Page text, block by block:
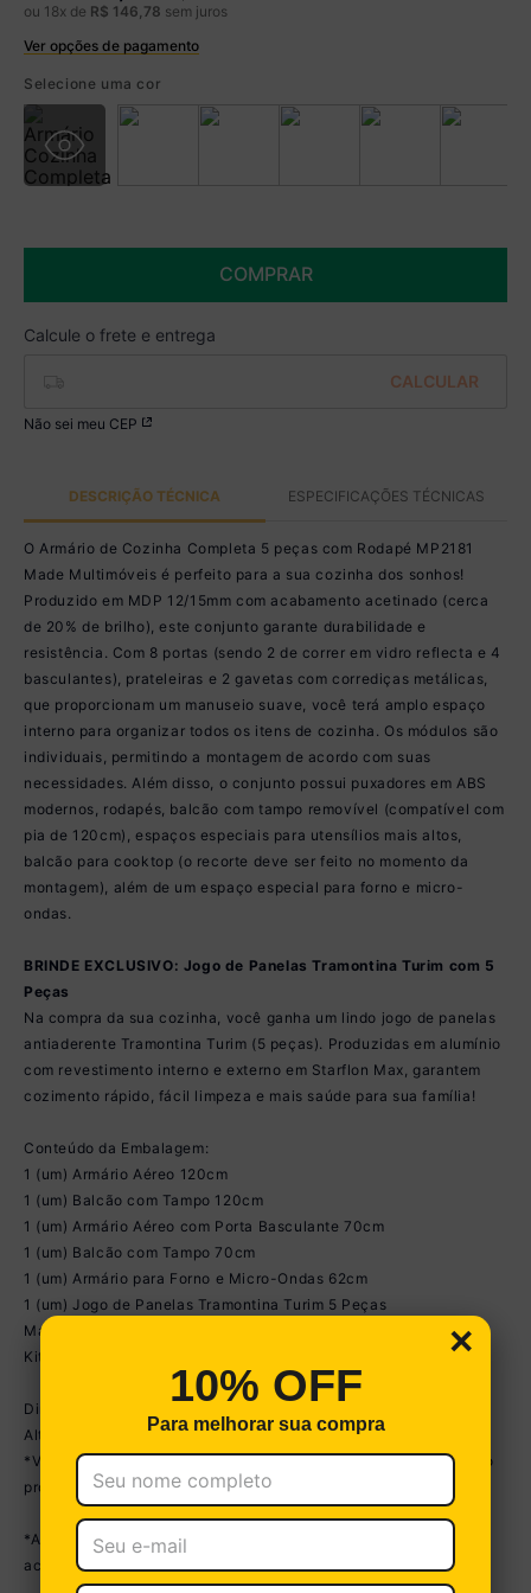
ou 18x de R$ 146 78 sem juros
Ver opções de pagamento
Boleto
R$ 2.184,99 à vista no Boleto
Você economiza
Selecione uma cor
COMPRAR
Não sei meu CEP
DESCRIÇÃO TÉCNICA ESPECIFICAÇÕES TÉCNICAS
O Armário de Cozinha Completa 5 peças com Rodapé MP2181
Made Multimóveis é perfeito para a sua cozinha dos sonhos!
Produzido em MDP 12/15mm com acabamento acetinado (cerca
de 20% de brilho), este conjunto garante durabilidade e
resistência. Com 8 portas (sendo 2 de correr em vidro reflecta e 4
basculantes), prateleiras e 2 gavetas com corrediças metálicas,
que proporcionam um manuseio suave, você terá amplo espaço
interno para organizar todos os itens de cozinha. Os módulos são
individuais, permitindo a montagem de acordo com suas
necessidades. Além disso, o conjunto possui puxadores em ABS
modernos, rodapés, balcão com tampo removível (compatível com
pia de 120cm), espaços especiais para utensílios mais altos,
balcão para cooktop (o recorte deve ser feito no momento da
montagem), além de um espaço especial para forno e micro-
ondas.
BRINDE EXCLUSIVO: Jogo de Panelas Tramontina Turim com 5
Peças
Na compra da sua cozinha, você ganha um lindo jogo de panelas
antiaderente Tramontina Turim (5 peças). Produzidas em alumínio
com revestimento interno e externo em Starflon Max, garantem
cozimento rápido, fácil limpeza e mais saúde para sua família!
Conteúdo da Embalagem:
1 (um) Armário Aéreo 120cm
1 (um) Balcão com Tampo 120cm
1 (um) Armário Aéreo com Porta Basculante 70cm
1 (um) Balcão com Tampo 70cm
1 (um) Armário para Forno e Micro-Ondas 62cm
1 (um) Jogo de Panelas Tramontina Turim 5 Peças
Manual de Montagem
Kit Ferragem
Dimensões do produto montado:
Altura: 203cm | Largura: 252cm | Profundidade: 53cm
*Você pode consultar as medidas internas na imagem técnica do
produto.
*As cores do produto podem sofrer variações de tonalidade de
acordo com as configurações do seu dispositivo.
×
10% OFF
Para melhorar sua compra